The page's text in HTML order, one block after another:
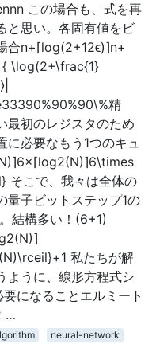
この場合も、式を再
と思い。各固有値をビ
合n+⌈log(2+12ϵ)⌉n+
{ \log(2+\frac{1}
精
最初のレジスタのため
に必要なもう1つのキュ
こで、我々は全体の
量子ビットステップ1の
結構多い！(6+1)
私たちが解
ように、線形方程式シ
になることエルミート
…
neural-network